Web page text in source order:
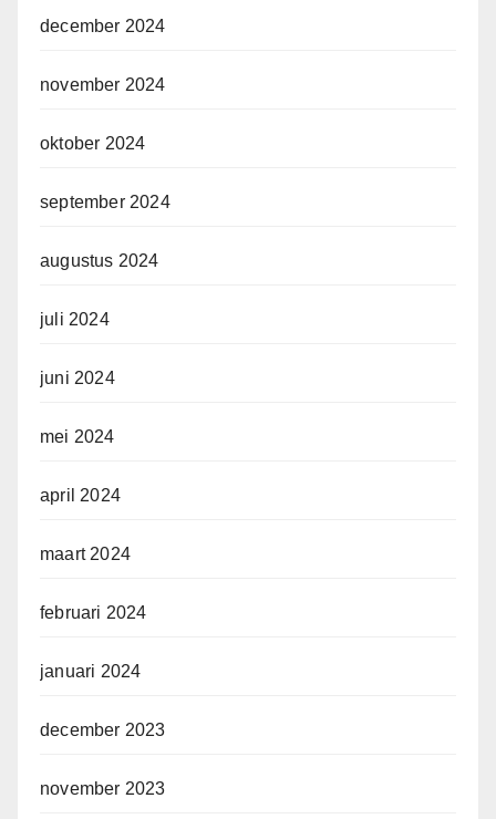
december 2024
november 2024
oktober 2024
september 2024
augustus 2024
juli 2024
juni 2024
mei 2024
april 2024
maart 2024
februari 2024
januari 2024
december 2023
november 2023